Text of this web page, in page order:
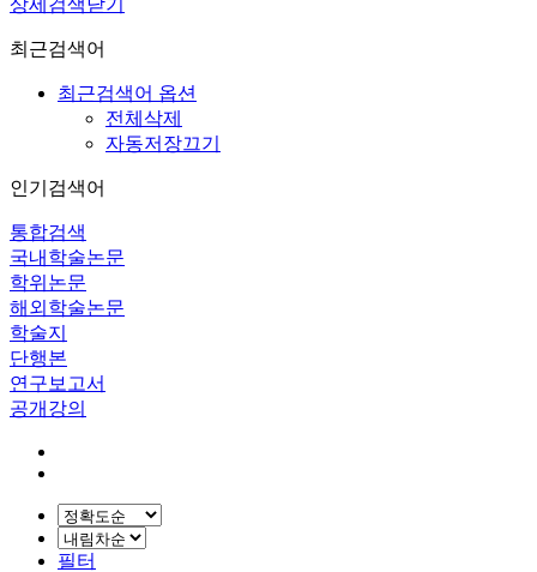
상세검색닫기
최근검색어
최근검색어 옵션
전체삭제
자동저장끄기
인기검색어
통합검색
국내학술논문
학위논문
해외학술논문
학술지
단행본
연구보고서
공개강의
필터